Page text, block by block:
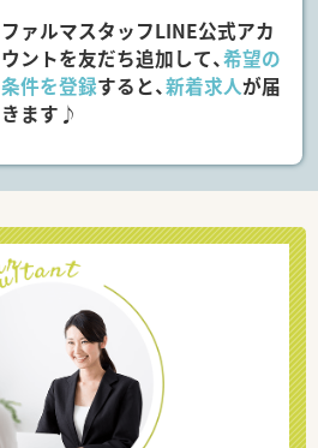
ファルマスタッフLINE公式アカ
ウントを友だち追加して、希望の
条件を登録すると、新着求人が届
きます♪